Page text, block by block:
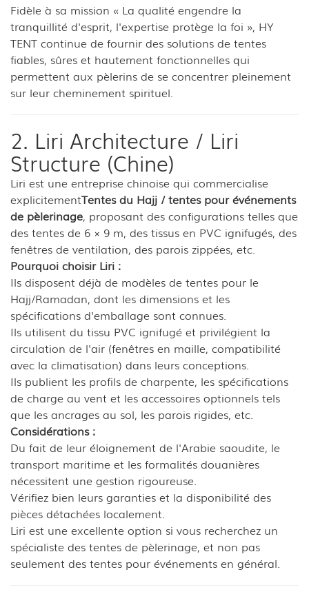
Fidèle à sa mission « La qualité engendre la
tranquillité d'esprit, l'expertise protège la foi », HY
TENT continue de fournir des solutions de tentes
fiables, sûres et hautement fonctionnelles qui
permettent aux pèlerins de se concentrer pleinement
sur leur cheminement spirituel.
2. Liri Architecture / Liri
Structure (Chine)
Liri est une entreprise chinoise qui commercialise
explicitementTentes du Hajj / tentes pour événements
de pèlerinage, proposant des configurations telles que
des tentes de 6 × 9 m, des tissus en PVC ignifugés, des
fenêtres de ventilation, des parois zippées, etc.
Pourquoi choisir Liri :
Ils disposent déjà de modèles de tentes pour le
Hajj/Ramadan, dont les dimensions et les
spécifications d'emballage sont connues.
Ils utilisent du tissu PVC ignifugé et privilégient la
circulation de l'air (fenêtres en maille, compatibilité
avec la climatisation) dans leurs conceptions.
Ils publient les profils de charpente, les spécifications
de charge au vent et les accessoires optionnels tels
que les ancrages au sol, les parois rigides, etc.
Considérations :
Du fait de leur éloignement de l'Arabie saoudite, le
transport maritime et les formalités douanières
nécessitent une gestion rigoureuse.
Vérifiez bien leurs garanties et la disponibilité des
pièces détachées localement.
Liri est une excellente option si vous recherchez un
spécialiste des tentes de pèlerinage, et non pas
seulement des tentes pour événements en général.